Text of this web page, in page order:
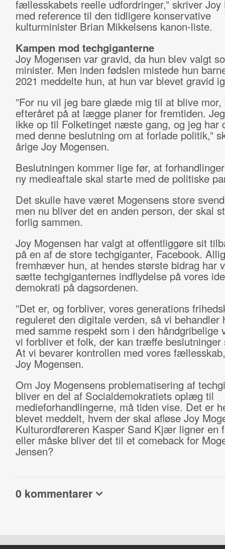
fællesskabets reelle udfordringer,” skriver Joy
med reference til den tidligere konservative
kulturminister Brian Mikkelsens kanon-liste.
Kampen mod techgiganterne
Joy Mogensen var gravid, da hun blev valgt
minister. Men inden fødslen mistede hun
2021 meddelte hun, at hun var blevet gravid
”For nu vil jeg bare glæde mig til at blive mor,
efteråret på at lægge planer for fremtiden.
ikke op til Folketinget næste gang, og jeg har
med denne beslutning om at forlade politik,”
årige Joy Mogensen.
Beslutningen kommer lige før, at
ny medieaftale skal starte med de politiske
Det skulle have været Mogensens store
men nu bliver det en anden person, der skal
forlig sammen.
Joy Mogensen har valgt at offentliggøre sit
på en af de store techgiganter, Facebook.
fremhæver hun, at hendes største bidrag har
sætte techgiganternes indflydelse på vores
demokrati på dagsordenen.
”Det er, og forbliver, vores generations
reguleret den digitale verden, så vi behandler
med samme respekt som i den håndgribelige
vi forbliver et folk, der kan træffe beslutninger
At vi bevarer kontrollen med vores
Joy Mogensen.
Om Joy Mogensens problematisering af
bliver en del af Socialdemokratiets oplæg til
medieforhandlingerne, må tiden vise. Det er
blevet meddelt, hvem der skal afløse Joy
Kulturordføreren Kasper Sand Kjær ligner en
eller måske bliver det til et comeback for
Jensen?
0 kommentarer